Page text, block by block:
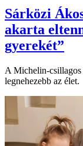
Sárközi
akarta
gyerekét”
A Michelin-csillagos
legnehezebb az élet.